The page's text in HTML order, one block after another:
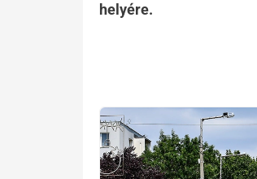
helyére.
Kép